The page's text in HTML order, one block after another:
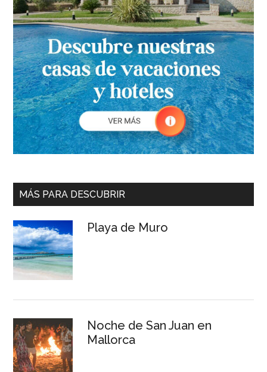
MÁS PARA DESCUBRIR
Playa de Muro
Noche de San Juan en
Mallorca